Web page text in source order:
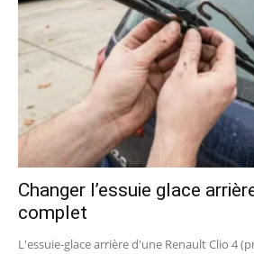
Changer l’essuie glace
complet
L'essuie-glace arrière d'une Renault Clio 4